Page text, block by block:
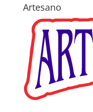
Artesano